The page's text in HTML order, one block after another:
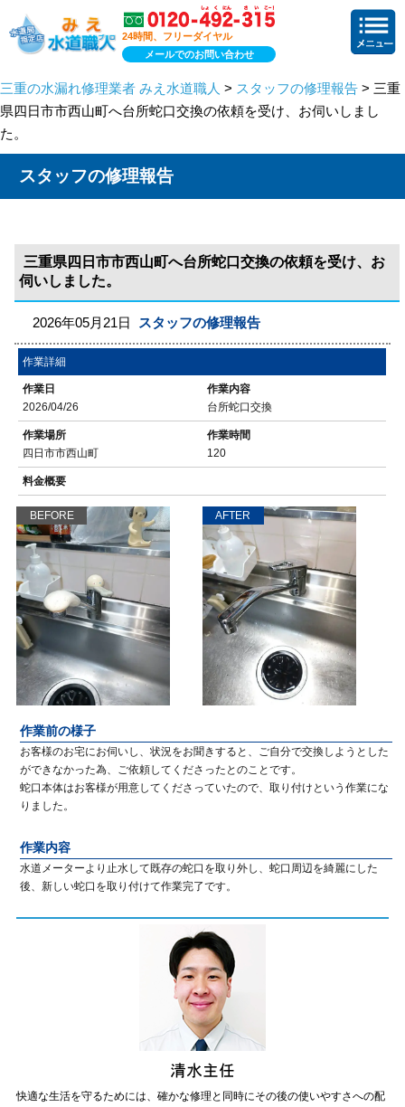
24時間、フリーダイヤル
メールでのお問い合わせ
三重の水漏れ修理業者 みえ水道職人 > スタッフの修理報告 > 三重
県四日市市西山町へ台所蛇口交換の依頼を受け、お伺いしまし
た。
スタッフの修理報告
三重県四日市市西山町へ台所蛇口交換の依頼を受け、お
伺いしました。
2026年05月21日 スタッフの修理報告
作業詳細
作業日
2026/04/26
作業内容
台所蛇口交換
作業場所
四日市市西山町
作業時間
120
料金概要
BEFORE AFTER
作業前の様子
お客様のお宅にお伺いし、状況をお聞きすると、ご自分で交換しようとした
ができなかった為、ご依頼してくださったとのことです。
蛇口本体はお客様が用意してくださっていたので、取り付けという作業にな
りました。
作業内容
水道メーターより止水して既存の蛇口を取り外し、蛇口周辺を綺麗にした
後、新しい蛇口を取り付けて作業完了です。
快適な生活を守るためには、確かな修理と同時にその後の使いやすさへの配